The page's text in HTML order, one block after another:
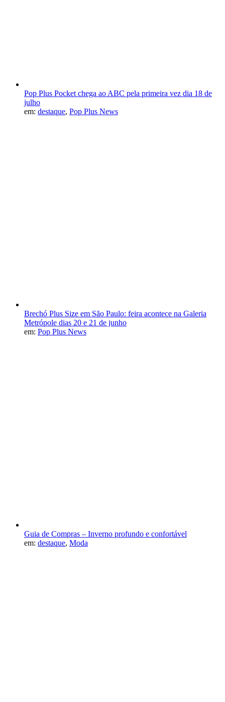
Pop Plus Pocket chega ao ABC pela primeira vez dia 18 de
julho
em: destaque, Pop Plus News
Brechó Plus Size em São Paulo: feira acontece na Galeria
Metrópole dias 20 e 21 de junho
em: Pop Plus News
Guia de Compras – Inverno profundo e confortável
em: destaque, Moda